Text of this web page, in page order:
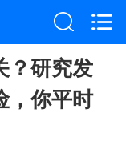
？研究发
，你平时